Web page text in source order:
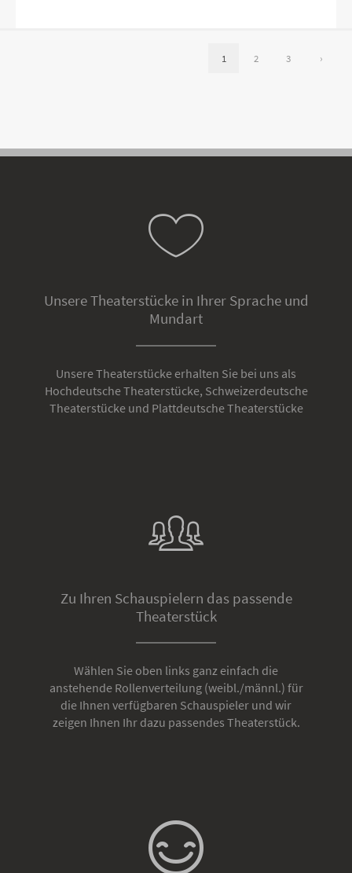
1 2 3 ›
Unsere Theaterstücke in Ihrer Sprache und
Mundart
Unsere Theaterstücke erhalten Sie bei uns als
Hochdeutsche Theaterstücke, Schweizerdeutsche
Theaterstücke und Plattdeutsche Theaterstücke
Zu Ihren Schauspielern das passende
Theaterstück
Wählen Sie oben links ganz einfach die
anstehende Rollenverteilung (weibl./männl.) für
die Ihnen verfügbaren Schauspieler und wir
zeigen Ihnen Ihr dazu passendes Theaterstück.